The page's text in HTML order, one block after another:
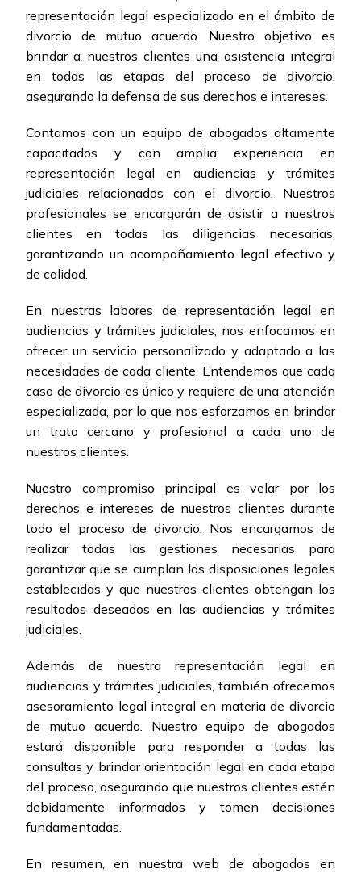
representación legal especializado en el ámbito de
divorcio de mutuo acuerdo. Nuestro objetivo es
brindar a nuestros clientes una asistencia integral
en todas las etapas del proceso de divorcio,
asegurando la defensa de sus derechos e intereses.
Contamos con un equipo de abogados altamente
capacitados y con amplia experiencia en
representación legal en audiencias y trámites
judiciales relacionados con el divorcio. Nuestros
profesionales se encargarán de asistir a nuestros
clientes en todas las diligencias necesarias,
garantizando un acompañamiento legal efectivo y
de calidad.
En nuestras labores de representación legal en
audiencias y trámites judiciales, nos enfocamos en
ofrecer un servicio personalizado y adaptado a las
necesidades de cada cliente. Entendemos que cada
caso de divorcio es único y requiere de una atención
especializada, por lo que nos esforzamos en brindar
un trato cercano y profesional a cada uno de
nuestros clientes.
Nuestro compromiso principal es velar por los
derechos e intereses de nuestros clientes durante
todo el proceso de divorcio. Nos encargamos de
realizar todas las gestiones necesarias para
garantizar que se cumplan las disposiciones legales
establecidas y que nuestros clientes obtengan los
resultados deseados en las audiencias y trámites
judiciales.
Además de nuestra representación legal en
audiencias y trámites judiciales, también ofrecemos
asesoramiento legal integral en materia de divorcio
de mutuo acuerdo. Nuestro equipo de abogados
estará disponible para responder a todas las
consultas y brindar orientación legal en cada etapa
del proceso, asegurando que nuestros clientes estén
debidamente informados y tomen decisiones
fundamentadas.
En resumen, en nuestra web de abogados en